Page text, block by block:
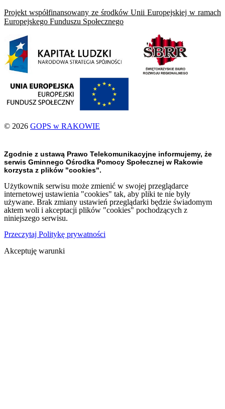
Projekt współfinansowany ze środków Unii Europejskiej w ramach
Europejskego Funduszu Społecznego
© 2026 GOPS w RAKOWIE
Zgodnie z ustawą Prawo Telekomunikacyjne informujemy, że
serwis Gminnego Ośrodka Pomocy Społecznej w Rakowie
korzysta z plików "cookies".
Użytkownik serwisu może zmienić w swojej przeglądarce
internetowej ustawienia "cookies" tak, aby pliki te nie były
używane. Brak zmiany ustawień przeglądarki będzie świadomym
aktem woli i akceptacji plików "cookies" pochodzących z
niniejszego serwisu.
Przeczytaj Politykę prywatności
Akceptuję warunki